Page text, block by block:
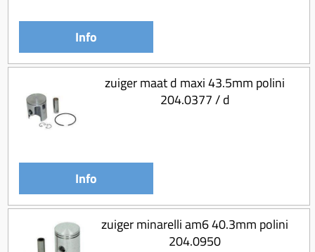
Info
zuiger maat d maxi 43.5mm polini
204.0377 / d
Info
zuiger minarelli am6 40.3mm polini
204.0950